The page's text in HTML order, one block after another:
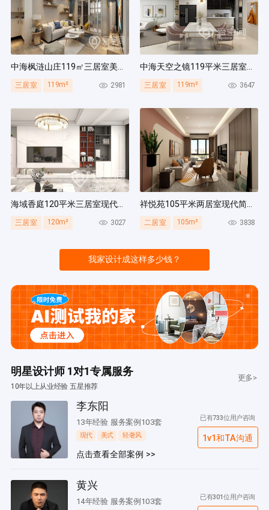
中海枫涟山庄119㎡三居室美式风装修案例
三居室 119m² 2981
中海天空之镜119平米三居室北欧风装修案例
三居室 119m² 3647
海域香庭120平米三居室现代简约风装修案例
三居室 120m² 3027
祥悦苑105平米两居室现代简约风装修案例
二居室 105m² 3838
我家设计成这样多少钱？
明星设计师 1对1专属服务
10年以上从业经验 五星推荐
更多>
李东阳
13年经验 服务案例103套
现代 美式 轻奢风
点击查看全部案例 >>
已有733位用户咨询
1v1和TA沟通
黄兴
14年经验 服务案例103套 已有301位用户咨询